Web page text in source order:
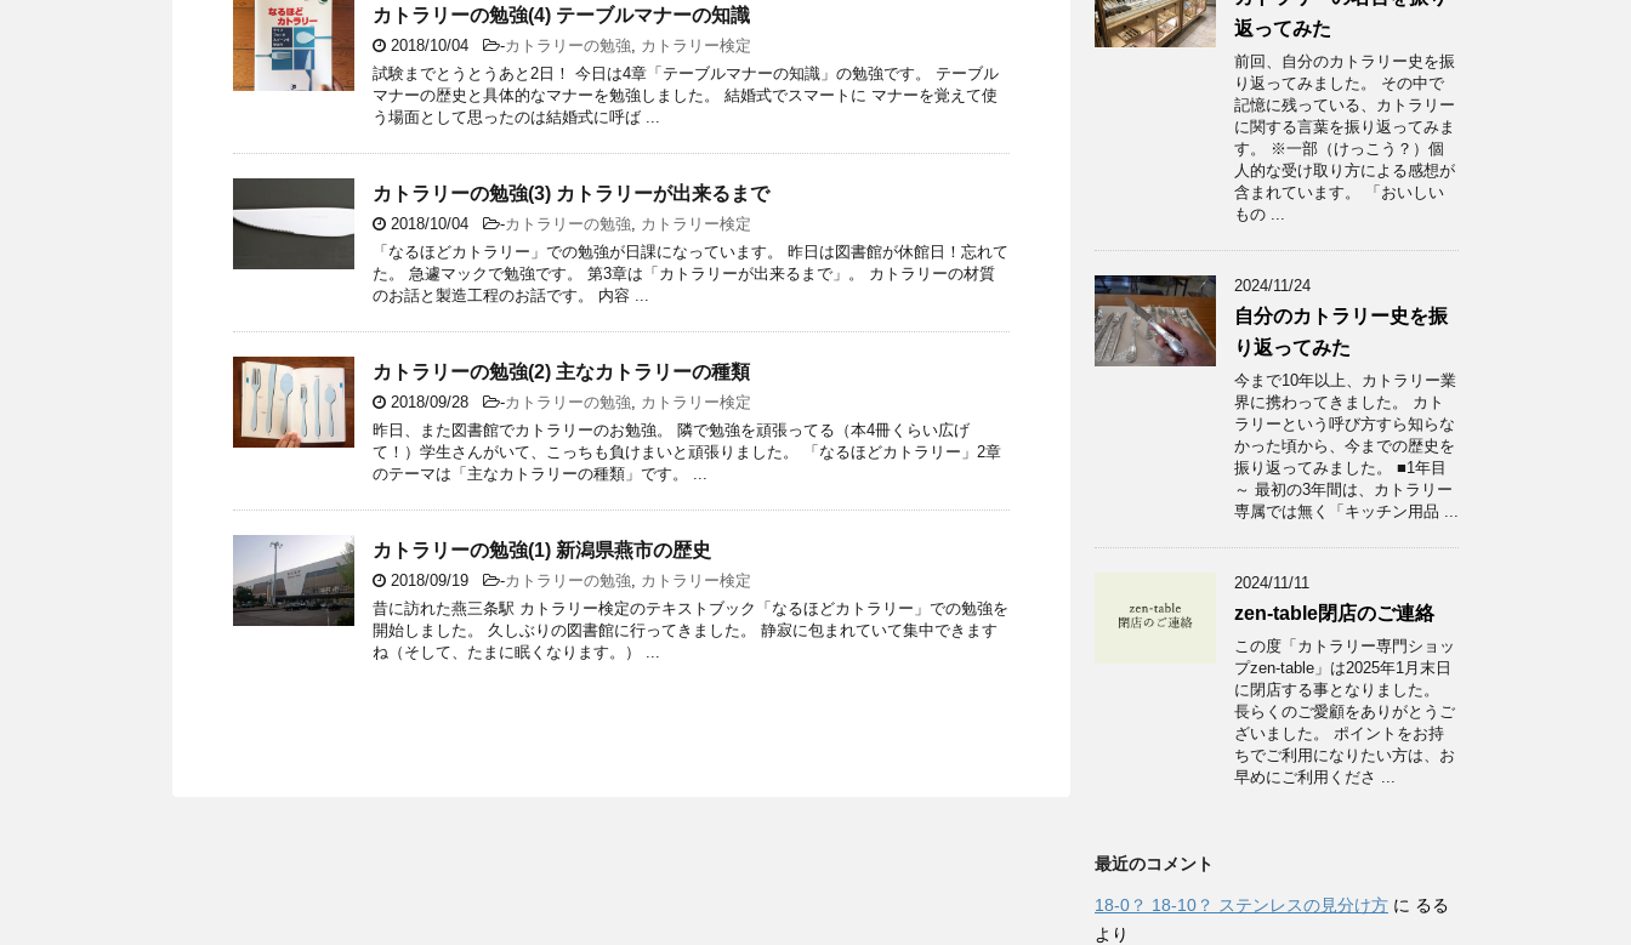
カトラリーの勉強(4) テーブルマナーの知識
2018/10/04 -カトラリーの勉強, カトラリー検定
試験までとうとうあと2日！ 今日は4章「テーブルマナーの知識」の勉強です。 テーブル
マナーの歴史と具体的なマナーを勉強しました。 結婚式でスマートに マナーを覚えて使
う場面として思ったのは結婚式に呼ば ...
カトラリーの勉強(3) カトラリーが出来るまで
2018/10/04 -カトラリーの勉強, カトラリー検定
「なるほどカトラリー」での勉強が日課になっています。 昨日は図書館が休館日！忘れて
た。 急遽マックで勉強です。 第3章は「カトラリーが出来るまで」。 カトラリーの材質
のお話と製造工程のお話です。 内容 ...
カトラリーの勉強(2) 主なカトラリーの種類
2018/09/28 -カトラリーの勉強, カトラリー検定
昨日、また図書館でカトラリーのお勉強。 隣で勉強を頑張ってる（本4冊くらい広げ
て！）学生さんがいて、こっちも負けまいと頑張りました。 「なるほどカトラリー」2章
のテーマは「主なカトラリーの種類」です。 ...
カトラリーの勉強(1) 新潟県燕市の歴史
2018/09/19 -カトラリーの勉強, カトラリー検定
昔に訪れた燕三条駅 カトラリー検定のテキストブック「なるほどカトラリー」での勉強を
開始しました。 久しぶりの図書館に行ってきました。 静寂に包まれていて集中できます
ね（そして、たまに眠くなります。） ...
返ってみた
前回、自分のカトラリー史を振
り返ってみました。 その中で
記憶に残っている、カトラリー
に関する言葉を振り返ってみま
す。 ※一部（けっこう？）個
人的な受け取り方による感想が
含まれています。 「おいしい
もの ...
2024/11/24
自分のカトラリー史を振
り返ってみた
今まで10年以上、カトラリー業
界に携わってきました。 カト
ラリーという呼び方すら知らな
かった頃から、今までの歴史を
振り返ってみました。 ■1年目
～ 最初の3年間は、カトラリー
専属では無く「キッチン用品 ...
2024/11/11
zen-table閉店のご連絡
この度「カトラリー専門ショッ
プzen-table」は2025年1月末日
に閉店する事となりました。
長らくのご愛顧をありがとうご
ざいました。 ポイントをお持
ちでご利用になりたい方は、お
早めにご利用くださ ...
最近のコメント
18-0？ 18-10？ ステンレスの見分け方 に るる
より